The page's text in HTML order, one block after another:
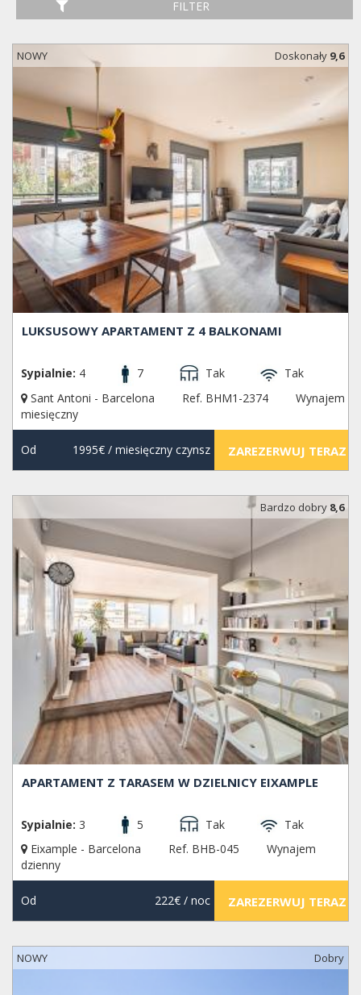
FILTER
NOWY Doskonały 9,6
LUKSUSOWY APARTAMENT Z 4 BALKONAMI
Sypialnie: 4 7 Tak
Tak
Sant Antoni - Barcelona
Ref. BHM1-2374
Wynajem
miesięczny
Od 1995€/ miesięczny czynsz ZAREZERWUJ TERAZ
Bardzo dobry 8,6
APARTAMENT Z TARASEM W DZIELNICY EIXAMPLE
Sypialnie: 3 5 Tak
Tak
Eixample - Barcelona
Ref. BHB-045
Wynajem
dzienny
Od 222€/ noc ZAREZERWUJ TERAZ
NOWY Dobry